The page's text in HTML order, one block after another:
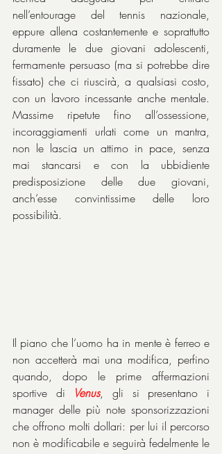
nell’entourage del tennis nazionale,
eppure allena costantemente e soprattutto
duramente le due giovani adolescenti,
fermamente persuaso (ma si potrebbe dire
fissato) che ci riuscirà, a qualsiasi costo,
con un lavoro incessante anche mentale.
Massime ripetute fino all’ossessione,
incoraggiamenti urlati come un mantra,
non le lascia un attimo in pace, senza
mai stancarsi e con la ubbidiente
predisposizione delle due giovani,
anch’esse convintissime delle loro
possibilità.
Il piano che l’uomo ha in mente è ferreo e
non accetterà mai una modifica, perfino
quando, dopo le prime affermazioni
sportive di
Venus, gli si presentano i
manager delle più note sponsorizzazioni
che offrono molti dollari: per lui il percorso
non è modificabile e seguirà fedelmente le